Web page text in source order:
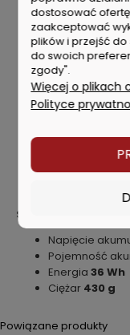
podczas
żywotność
Procesorowe
Wskaźnik
kontrolę stanu
Długi okres
Wiele marek,
akumulator
V i
Specyfikacja
Napięcie
Pojemność
Energia 36 Wh
Ciężar 430 g
Powiązane produkty
dostosować
zaakceptować
plików i przejść
do swoich
zgody".
Więcej o plikach
Polityce